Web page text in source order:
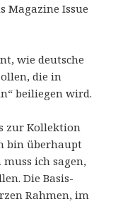
Magazine Issue
wie deutsche
die in
beiliegen wird.
zur Kollektion
bin überhaupt
ich sagen,
Die Basis-
Rahmen, im